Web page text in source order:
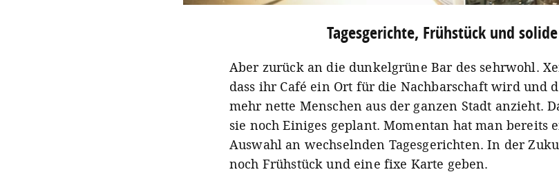
Tagesgerichte, Frühstück und
Aber zurück an die dunkelgrüne Bar des sehrwohl.
dass ihr Café ein Ort für die Nachbarschaft wird und
mehr nette Menschen aus der ganzen Stadt anzieht.
sie noch Einiges geplant. Momentan hat man bereits
Auswahl an wechselnden Tagesgerichten. In der
noch Frühstück und eine fixe Karte geben.